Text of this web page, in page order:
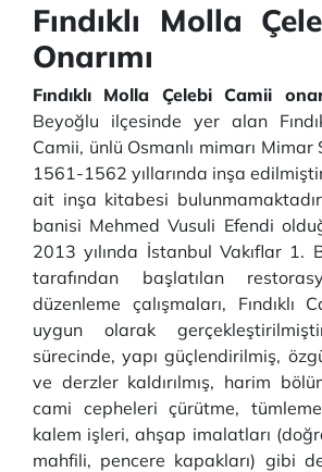
Fındıklı Molla
Onarımı
Fındıklı Molla Çelebi Camii
Beyoğlu ilçesinde yer alan
Camii, ünlü Osmanlı mimarı
1561-1562 yıllarında inşa
ait inşa kitabesi
banisi Mehmed Vusuli Efendi
2013 yılında İstanbul Vakıflar 1.
tarafından başlatılan
düzenleme çalışmaları, Fındıklı
uygun olarak
sürecinde, yapı güçlendirilmiş,
ve derzler kaldırılmış, harim
cami cepheleri çürütme,
kalem işleri, ahşap imalatları
mahfili, pencere kapakları) gibi